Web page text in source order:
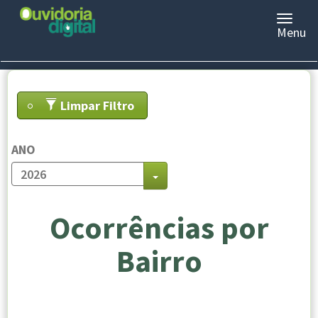
Menu
Limpar Filtro
ANO
Ocorrências por
Bairro